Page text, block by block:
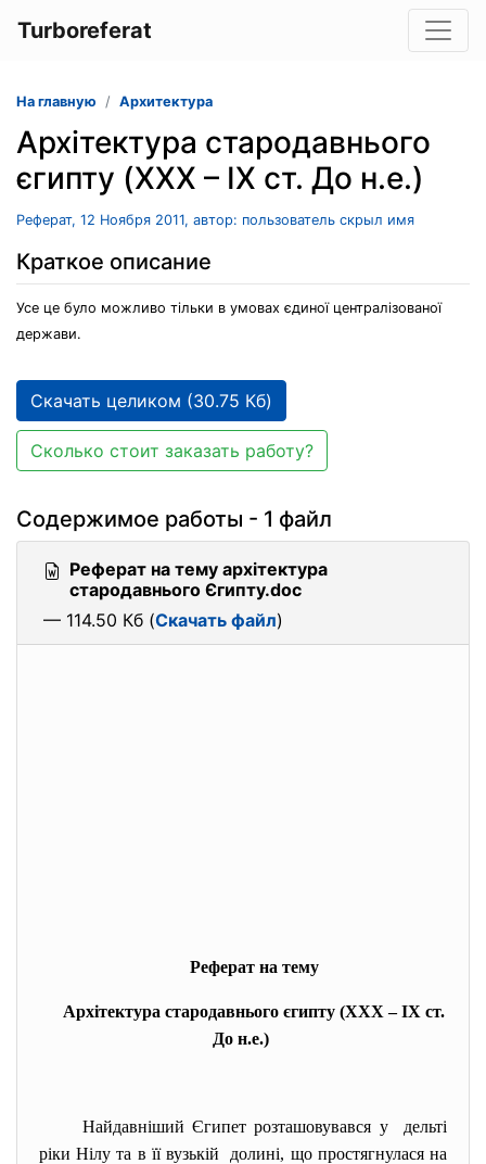
Turboreferat
На главную Архитектура
Архітектура стародавнього
єгипту (XXX – IX ст. До н.е.)
Реферат, 12 Ноября 2011, автор: пользователь скрыл имя
Краткое описание
Усе це було можливо тільки в умовах єдиної централізованої
держави.
Скачать целиком (30.75 Кб)
Сколько стоит заказать работу?
Содержимое работы - 1 файл
Реферат на тему архітектура
стародавнього Єгипту.doc
— 114.50 Кб (Скачать файл)
Реферат на тему
Архітектура стародавнього єгипту (XXX – IX ст.
До н.е.)
Найдавніший Єгипет розташовувався у дельті
ріки Нілу та в її вузькій долині, що простягнулася на